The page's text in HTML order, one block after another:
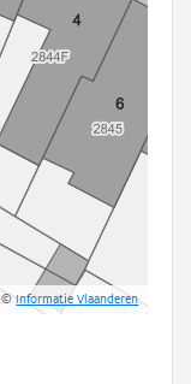
©Informatie Vlaanderen